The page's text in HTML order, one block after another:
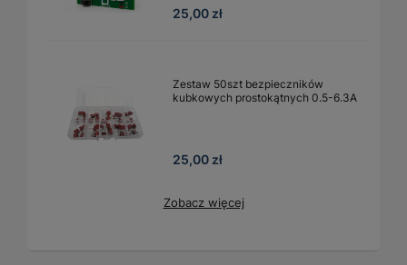
25,00 zł
Zestaw 50szt bezpieczników
kubkowych prostokątnych 0.5-6.3A
25,00 zł
Zobacz więcej